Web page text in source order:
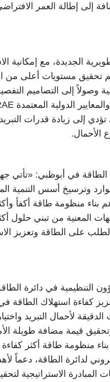
إلى إطالة العمر
الجديدة، مع إمكانية
تحقيق مستويات أعلى من
وصولاً إلى التصاميم
إلى زيادة قدرات
الأحمال.
في أبوظبي: «تأتي
وترسيخ أسس التنمية
بناء منظومة طاقة أكفأ
المعنية من تبني حلول
على الطاقة وتعزيز
التنظيمية في دائرة
كفاءة استهلاك الطاقة
لأحمال التبريد
قيمة مضافة طويلة
منظومة طاقة أكثر
لدائرة الطاقة، دعماً